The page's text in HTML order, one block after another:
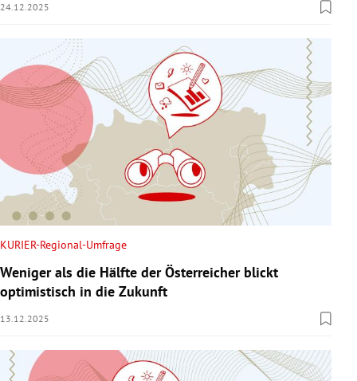
24.12.2025
KURIER-Regional-Umfrage
Weniger als die Hälfte der Österreicher blickt
optimistisch in die Zukunft
13.12.2025